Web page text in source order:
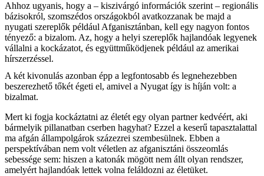
Ahhoz ugyanis, hogy a – kiszivárgó információk szerint – regionális
bázisokról, szomszédos országokból avatkozzanak be majd a
nyugati szereplők például Afganisztánban, kell egy nagyon fontos
tényező: a bizalom. Az, hogy a helyi szereplők hajlandóak legyenek
vállalni a kockázatot, és együttműködjenek például az amerikai
hírszerzéssel.
A két kivonulás azonban épp a legfontosabb és legnehezebben
beszerezhető tőkét égeti el, amivel a Nyugat így is híján volt: a
bizalmat.
Mert ki fogja kockáztatni az életét egy olyan partner kedvéért, aki
bármelyik pillanatban cserben hagyhat? Ezzel a keserű tapasztalattal
ma afgán állampolgárok százezrei szembesülnek. Ebben a
perspektívában nem volt véletlen az afganisztáni összeomlás
sebessége sem: hiszen a katonák mögött nem állt olyan rendszer,
amelyért hajlandóak lettek volna feláldozni az életüket.